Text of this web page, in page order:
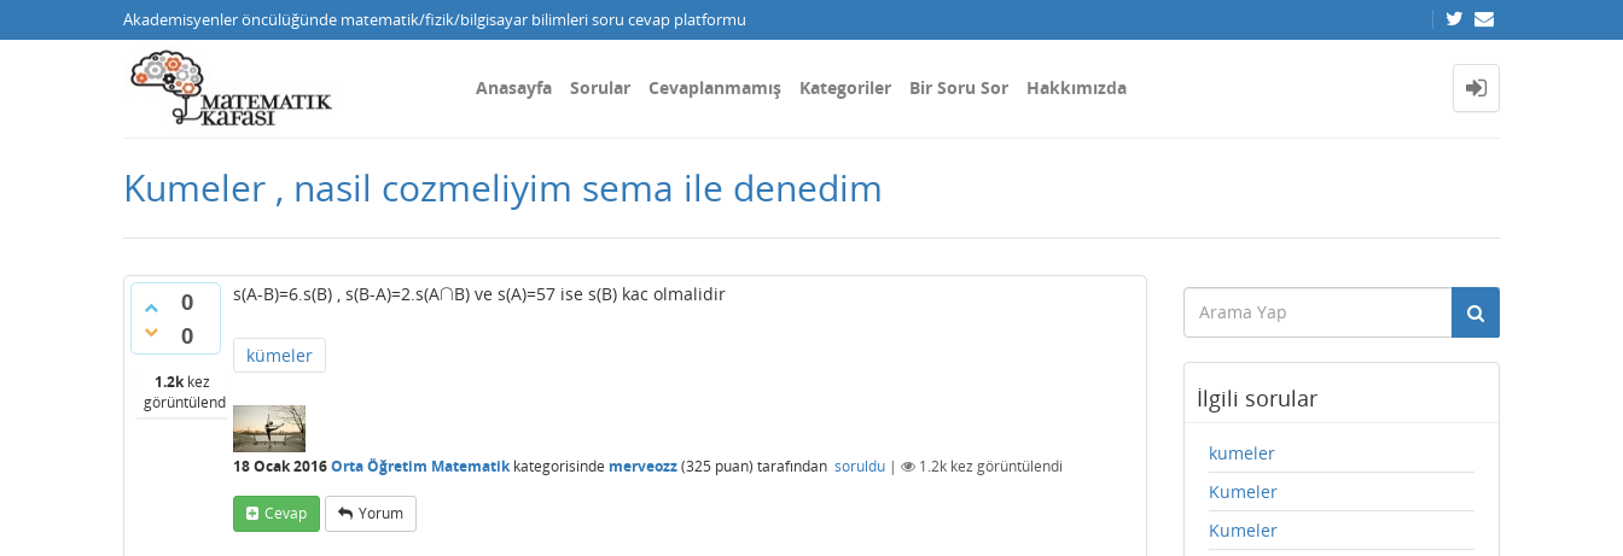
Akademisyenler öncülüğünde matematik/fizik/bilgisayar bilimleri soru cevap platformu
Anasayfa Sorular Cevaplanmamış Kategoriler Bir Soru Sor Hakkımızda
Kumeler , nasil cozmeliyim sema ile denedim
0
0
1.2kkez
görüntülendi
s(A-B)=6.s(B) , s(B-A)=2.s(A∩
∩B) ve s(A)=57 ise s(B) kac olmalidir
kümeler
18 Ocak 2016Orta Öğretim Matematikkategorisinde merveozz(325 puan) tarafından soruldu | 1.2k kez görüntülendi
Cevap Yorum
İlgili sorular
kumeler
Kumeler
Kumeler